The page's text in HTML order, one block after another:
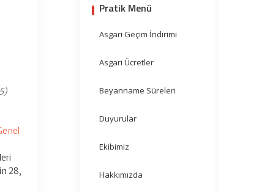
28,
Pratik Menü
Asgari Geçim İndirimi
Asgari Ücretler
Beyanname Süreleri
Duyurular
Ekibimiz
Hakkımızda